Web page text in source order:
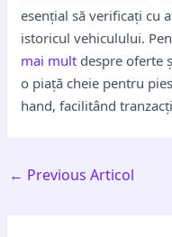
esențial să verificați cu
istoricul vehiculului.
mai mult despre oferte
o piață cheie pentru
hand, facilitând
← Previous Articol